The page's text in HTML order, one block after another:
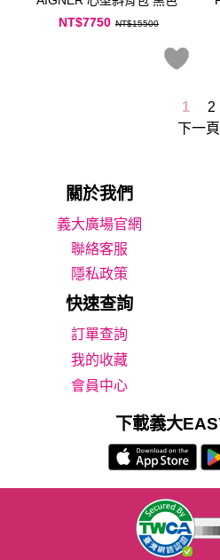
NT$7750 NT$15500
1
2
下一頁
關於我們
義大廣場官網
聯絡客服
隱私政策
快速查詢
我的收藏
會員中心
下載義大